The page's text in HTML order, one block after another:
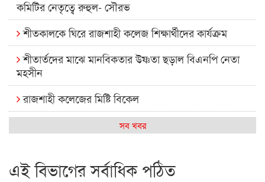
কমিটির নেতৃত্বে রুহুল- সৌরভ
শীতকালকে ঘিরে রাজশাহী কলেজ শিক্ষার্থীদের কার্যক্রম
শীতার্তদের মাঝে মানবিকতার উষ্ণতা ছড়াল বিএনপি নেতা
মহসীন
রাজশাহী কলেজের মিষ্টি বিকেল
কেমন আছে আমাদের দেশের মধ্যবিত্তরা
রাজশাইন একাডেমির ফল প্রকাশ ও পুরস্কার বিতরণ
সব খবর
এই বিভাগের সর্বাধিক পঠিত